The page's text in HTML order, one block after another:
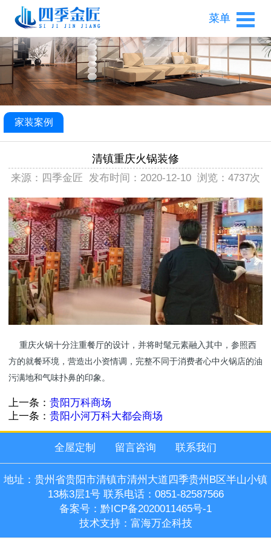
菜单
家装案例
清镇重庆火锅装修
来源：四季金匠 发布时间：2020-12-10 浏览：4737次
重庆火锅十分注重餐厅的设计，并将时髦元素融入其中，参照西
方的就餐环境，营造出小资情调，完整不同于消费者心中火锅店的油
污满地和气味扑鼻的印象。
上一条： 贵阳万科商场
上一条： 贵阳小河万科大都会商场
全屋定制 留言咨询 联系我们
地址：贵州省贵阳市清镇市清州大道四季贵州B区半山小镇
13栋3层1号 联系电话：0851-82587566
备案号： 黔ICP备2020011465号-1
技术支持： 富海万企科技